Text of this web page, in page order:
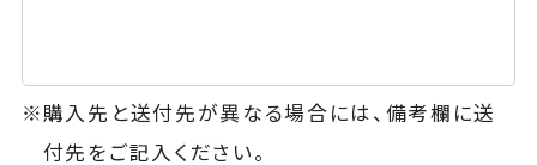
購入先と送付先が異なる場合には、備考欄に送
付先をご記入ください。